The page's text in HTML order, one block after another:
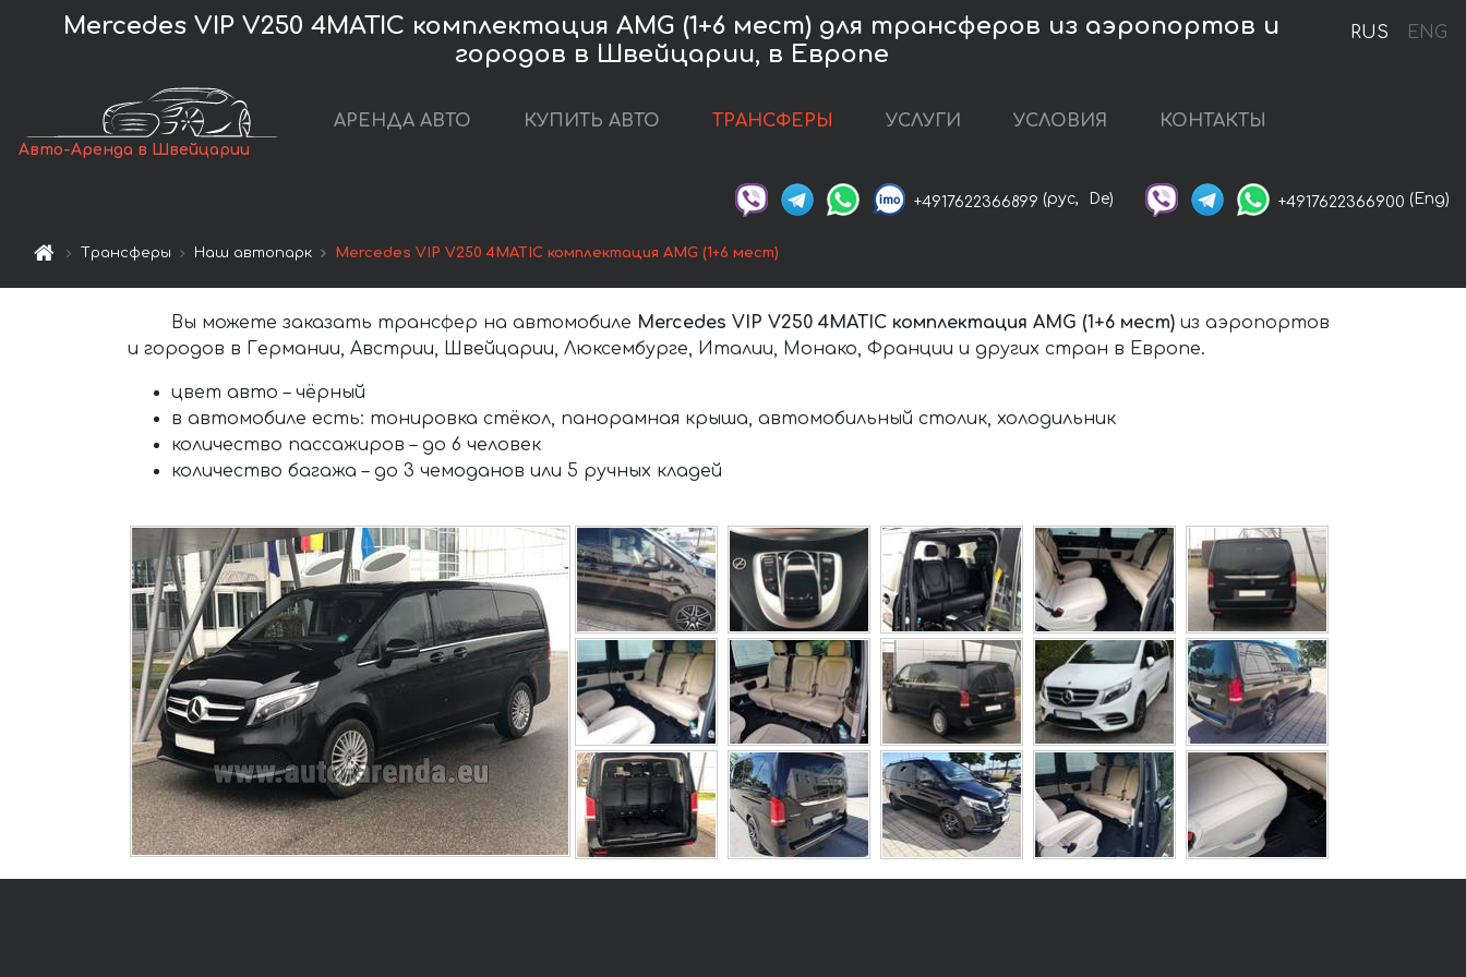
RUS ENG
Mercedes VIP V250 4MATIC комплектация AMG (1+6 мест) для трансферов из аэропортов и
городов в Швейцарии, в Европе
Авто-Аренда в Швейцарии
АРЕНДА АВТО КУПИТЬ АВТО ТРАНСФЕРЫ УСЛУГИ УСЛОВИЯ КОНТАКТЫ
+4917622366899 (рус, De) +4917622366900 (Eng)
Трансферы Наш автопарк Mercedes VIP V250 4MATIC комплектация AMG (1+6 мест)
Вы можете заказать трансфер на автомобиле Mercedes VIP V250 4MATIC комплектация AMG (1+6 мест) из аэропортов
и городов в Германии, Австрии, Швейцарии, Люксембурге, Италии, Монако, Франции и других стран в Европе.
цвет авто – чёрный
в автомобиле есть: тонировка стёкол, панорамная крыша, автомобильный столик, холодильник
количество пассажиров – до 6 человек
количество багажа – до 3 чемоданов или 5 ручных кладей